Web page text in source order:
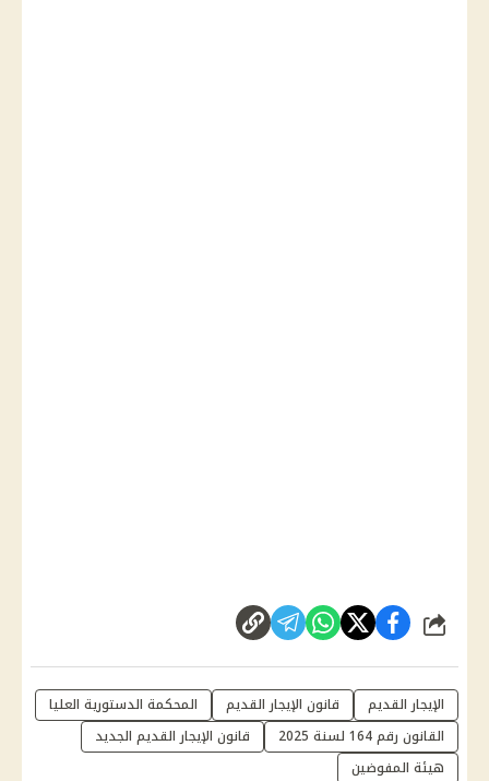
شارك
الإيجار القديم قانون الإيجار القديم
المحكمة الدستورية العليا
القانون رقم 164 لسنة 2025
قانون الإيجار القديم الجديد
هيئة المفوضين